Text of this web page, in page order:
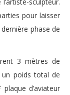
pour laisser
phase de
3 mètres de
poids total de
plaque d’aviateur